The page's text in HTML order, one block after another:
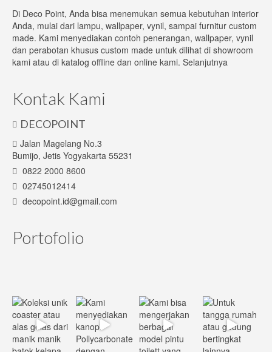
Di Deco Point, Anda bisa menemukan semua kebutuhan interior
Anda, mulai dari lampu, wallpaper, vynil, sampai furnitur custom
made. Kami menyediakan contoh penerangan, wallpaper, vynil
dan perabotan khusus custom made untuk dilihat di showroom
kami atau di katalog offline dan online kami. Selanjutnya
Kontak Kami
DECOPOINT
Jalan Magelang No.3
Bumijo, Jetis Yogyakarta 55231
0822 2000 8600
02745012414
decopoint.id@gmail.com
Portofolio